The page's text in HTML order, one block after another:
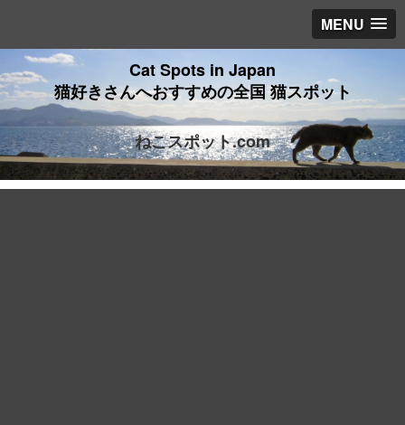
MENU
Cat Spots in Japan
猫好きさんへおすすめの全国 猫スポット
ねこスポット.com